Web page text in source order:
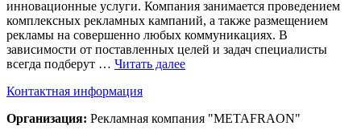
инновационные услуги. Компания занимается проведением
комплексных рекламных кампаний, а также размещением
рекламы на совершенно любых коммуникациях. В
зависимости от поставленных целей и задач специалисты
всегда подберут … Читать далее
Контактная информация
Организация: Рекламная компания "METAFRAON"